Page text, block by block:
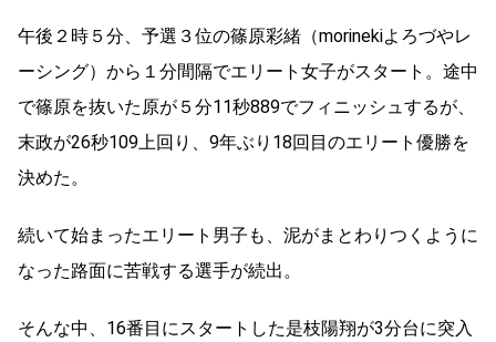
午後２時５分、予選３位の篠原彩緒（morinekiよろづやレ
ーシング）から１分間隔でエリート女子がスタート。途中
で篠原を抜いた原が５分11秒889でフィニッシュするが、
末政が26秒109上回り、9年ぶり18回目のエリート優勝を
決めた。
続いて始まったエリート男子も、泥がまとわりつくように
なった路面に苦戦する選手が続出。
そんな中、16番目にスタートした是枝陽翔が3分台に突入